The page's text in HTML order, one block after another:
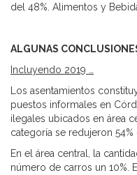
del 48%. Alimentos y
ALGUNAS
Incluyendo 2019 …
Los asentamientos
puestos informales en
ilegales ubicados en área
categoría se redujeron 54%
En el área central, la
número de carros un 10%.